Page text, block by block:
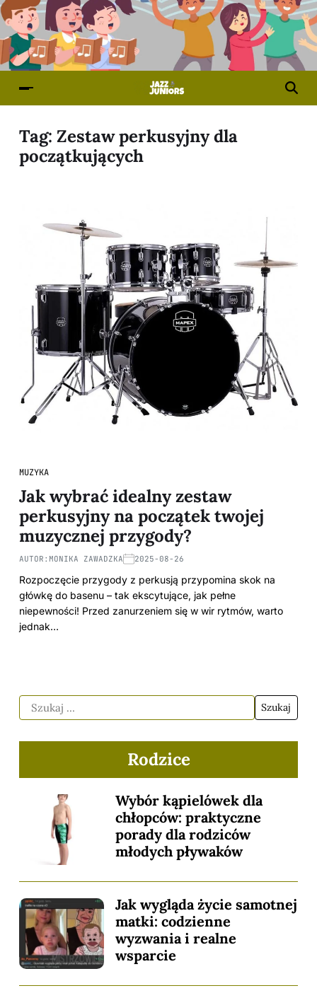
Tag: Zestaw perkusyjny dla
początkujących
MUZYKA
Jak wybrać idealny zestaw
perkusyjny na początek twojej
muzycznej przygody?
AUTOR: MONIKA ZAWADZKA 2025-08-26
Rozpoczęcie przygody z perkusją przypomina skok na
główkę do basenu – tak ekscytujące, jak pełne
niepewności! Przed zanurzeniem się w wir rytmów, warto
jednak…
Rodzice
Wybór kąpielówek dla
chłopców: praktyczne
porady dla rodziców
młodych pływaków
Jak wygląda życie samotnej
matki: codzienne
wyzwania i realne
wsparcie